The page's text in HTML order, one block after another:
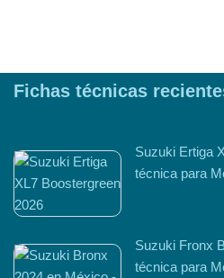
Fichas técnicas
Suzuki Ertiga
técnica para
Suzuki Fronx
técnica para